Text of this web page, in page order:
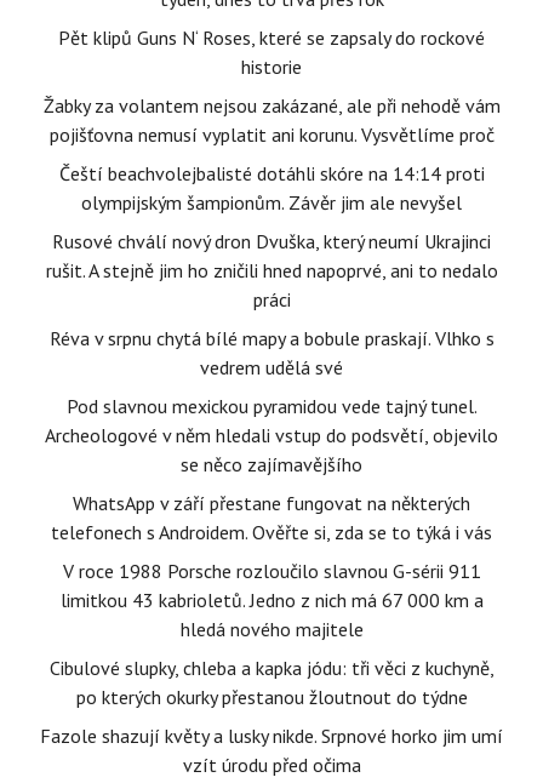
Pět klipů Guns N‘ Roses, které se zapsaly do rockové
historie
Žabky za volantem nejsou zakázané, ale při nehodě vám
pojišťovna nemusí vyplatit ani korunu. Vysvětlíme proč
Čeští beachvolejbalisté dotáhli skóre na 14:14 proti
olympijským šampionům. Závěr jim ale nevyšel
Rusové chválí nový dron Dvuška, který neumí Ukrajinci
rušit. A stejně jim ho zničili hned napoprvé, ani to nedalo
práci
Réva v srpnu chytá bílé mapy a bobule praskají. Vlhko s
vedrem udělá své
Pod slavnou mexickou pyramidou vede tajný tunel.
Archeologové v něm hledali vstup do podsvětí, objevilo
se něco zajímavějšího
WhatsApp v září přestane fungovat na některých
telefonech s Androidem. Ověřte si, zda se to týká i vás
V roce 1988 Porsche rozloučilo slavnou G-sérii 911
limitkou 43 kabrioletů. Jedno z nich má 67 000 km a
hledá nového majitele
Cibulové slupky, chleba a kapka jódu: tři věci z kuchyně,
po kterých okurky přestanou žloutnout do týdne
Fazole shazují květy a lusky nikde. Srpnové horko jim umí
vzít úrodu před očima